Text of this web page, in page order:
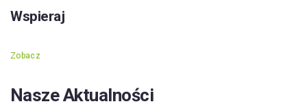
Wspieraj
Zobacz
Nasze Aktualności